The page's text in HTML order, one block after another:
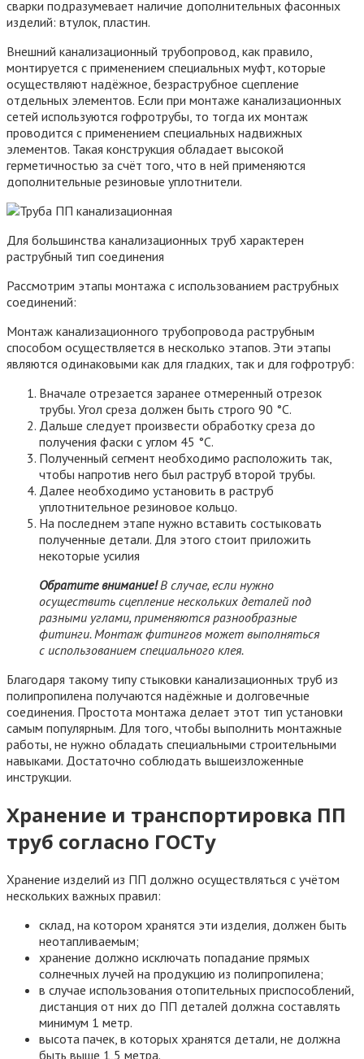
сварки подразумевает наличие дополнительных фасонных
изделий: втулок, пластин.
Внешний канализационный трубопровод, как правило,
монтируется с применением специальных муфт, которые
осуществляют надёжное, безраструбное сцепление
отдельных элементов. Если при монтаже канализационных
сетей используются гофротрубы, то тогда их монтаж
проводится с применением специальных надвижных
элементов. Такая конструкция обладает высокой
герметичностью за счёт того, что в ней применяются
дополнительные резиновые уплотнители.
Для большинства канализационных труб характерен
раструбный тип соединения
Рассмотрим этапы монтажа с использованием раструбных
соединений:
Монтаж канализационного трубопровода раструбным
способом осуществляется в несколько этапов. Эти этапы
являются одинаковыми как для гладких, так и для гофротруб:
Вначале отрезается заранее отмеренный отрезок
трубы. Угол среза должен быть строго 90 °C.
Дальше следует произвести обработку среза до
получения фаски с углом 45 °C.
Полученный сегмент необходимо расположить так,
чтобы напротив него был раструб второй трубы.
Далее необходимо установить в раструб
уплотнительное резиновое кольцо.
На последнем этапе нужно вставить состыковать
полученные детали. Для этого стоит приложить
некоторые усилия
Обратите внимание!В случае, если нужно
осуществить сцепление нескольких деталей под
разными углами, применяются разнообразные
фитинги. Монтаж фитингов может выполняться
с использованием специального клея.
Благодаря такому типу стыковки канализационных труб из
полипропилена получаются надёжные и долговечные
соединения. Простота монтажа делает этот тип установки
самым популярным. Для того, чтобы выполнить монтажные
работы, не нужно обладать специальными строительными
навыками. Достаточно соблюдать вышеизложенные
инструкции.
Хранение и транспортировка ПП
труб согласно ГОСТу
Хранение изделий из ПП должно осуществляться с учётом
нескольких важных правил:
склад, на котором хранятся эти изделия, должен быть
неотапливаемым;
хранение должно исключать попадание прямых
солнечных лучей на продукцию из полипропилена;
в случае использования отопительных приспособлений,
дистанция от них до ПП деталей должна составлять
минимум 1 метр.
высота пачек, в которых хранятся детали, не должна
быть выше 1,5 метра.